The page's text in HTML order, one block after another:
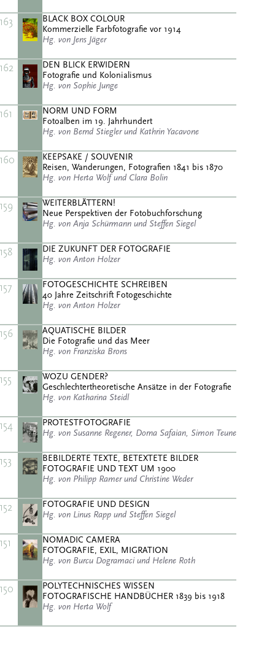
163
BLACK BOX COLOUR
Kommerzielle Farbfotografie vor 1914
Hg. von Jens Jäger
162
DEN BLICK ERWIDERN
Fotografie und Kolonialismus
Hg. von Sophie Junge
161
NORM UND FORM
Fotoalben im 19. Jahrhundert
Hg. von Bernd Stiegler und Kathrin Yacavone
160
KEEPSAKE / SOUVENIR
Reisen, Wanderungen, Fotografien 1841 bis 1870
Hg. von Herta Wolf und Clara Bolin
159
WEITERBLÄTTERN!
Neue Perspektiven der Fotobuchforschung
Hg. von Anja Schürmann und Steffen Siegel
158
DIE ZUKUNFT DER FOTOGRAFIE
Hg. von Anton Holzer
157
FOTOGESCHICHTE SCHREIBEN
40 Jahre Zeitschrift Fotogeschichte
Hg. von Anton Holzer
156
AQUATISCHE BILDER
Die Fotografie und das Meer
Hg. von Franziska Brons
155
WOZU GENDER?
Geschlechtertheoretische Ansätze in der Fotografie
Hg. von Katharina Steidl
154
PROTESTFOTOGRAFIE
Hg. von Susanne Regener, Dorna Safaian, Simon Teune
153
BEBILDERTE TEXTE, BETEXTETE BILDER
FOTOGRAFIE UND TEXT UM 1900
Hg. von Philipp Ramer und Christine Weder
152
FOTOGRAFIE UND DESIGN
Hg. von Linus Rapp und Steffen Siegel
151
NOMADIC CAMERA
FOTOGRAFIE, EXIL, MIGRATION
Hg. von Burcu Dogramaci und Helene Roth
150
POLYTECHNISCHES WISSEN
FOTOGRAFISCHE HANDBÜCHER 1839 bis 1918
Hg. von Herta Wolf